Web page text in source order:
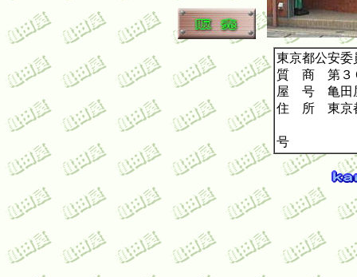
東京都公安委
質 商 第３
屋 号 亀田
住 所 東京
号